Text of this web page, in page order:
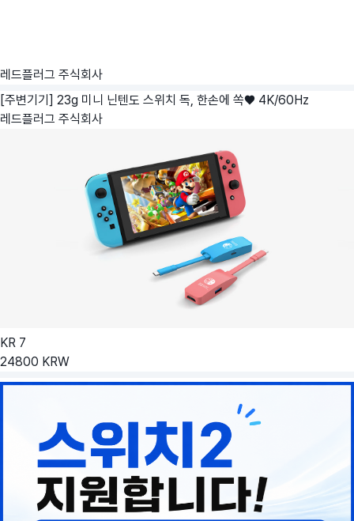
레드플러그 주식회사
[주변기기] 23g 미니 닌텐도 스위치 독, 한손에 쏙♥ 4K/60Hz
레드플러그 주식회사
KR 7
24800 KRW